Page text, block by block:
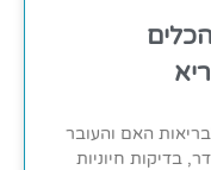
האם והעובר
בדיקות חיוניות